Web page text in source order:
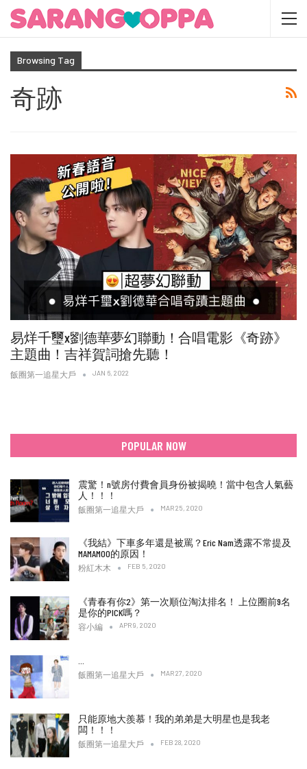
Browsing Tag
奇跡
易烊千璽x劉德華夢幻聯動！合唱電影《奇跡》
主題曲！吉祥賀詞搶先聽！
飯圈第一追星大戶 JAN 6, 2022
POPULAR NOW
震驚！n號房付費會員身份被揭曉！當中包含人氣藝
人！！！
飯圈第一追星大戶 MAR 25, 2020
《我結》下車多年還是被罵？Eric Nam透露不常提及
MAMAMOO的原因！
粉紅木木 FEB 5, 2020
《青春有你2》第一次順位淘汰排名！ 上位圈前9名
是你的PICK嗎？
容小編 APR 9, 2020
飯圈第一追星大戶 MAR 27, 2020
只能原地大羨慕！我的弟弟是大明星也是我老
闆！！！
飯圈第一追星大戶 FEB 28, 2020